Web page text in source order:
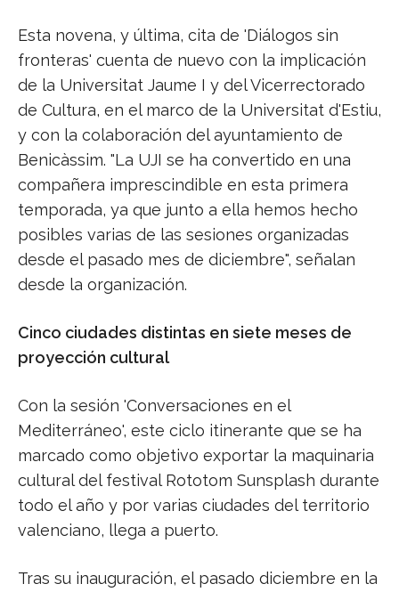
Esta novena, y última, cita de 'Diálogos sin
fronteras' cuenta de nuevo con la implicación
de la Universitat Jaume I y del Vicerrectorado
de Cultura, en el marco de la Universitat d'Estiu,
y con la colaboración del ayuntamiento de
Benicàssim. "La UJI se ha convertido en una
compañera imprescindible en esta primera
temporada, ya que junto a ella hemos hecho
posibles varias de las sesiones organizadas
desde el pasado mes de diciembre", señalan
desde la organización.
Cinco ciudades distintas en siete meses de
proyección cultural
Con la sesión 'Conversaciones en el
Mediterráneo', este ciclo itinerante que se ha
marcado como objetivo exportar la maquinaria
cultural del festival Rototom Sunsplash durante
todo el año y por varias ciudades del territorio
valenciano, llega a puerto.
Tras su inauguración, el pasado diciembre en la